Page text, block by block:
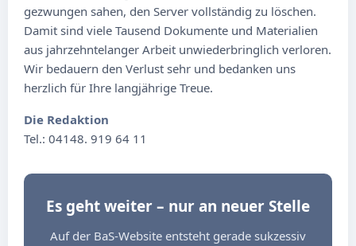
gezwungen sahen, den Server vollständig zu löschen.
Damit sind viele Tausend Dokumente und Materialien
aus jahrzehntelanger Arbeit unwiederbringlich verloren.
Wir bedauern den Verlust sehr und bedanken uns
herzlich für Ihre langjährige Treue.
Die Redaktion
Tel.: 04148. 919 64 11
Es geht weiter – nur an neuer Stelle
Auf der BaS-Website entsteht gerade sukzessiv